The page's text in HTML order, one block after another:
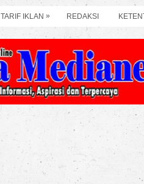
TARIF IKLAN » REDAKSI